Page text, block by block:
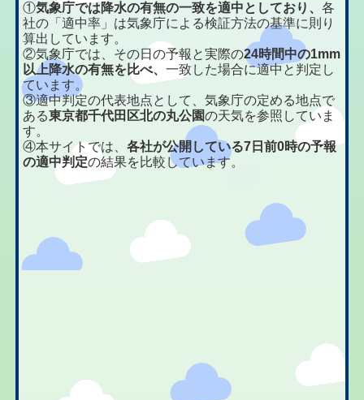
①気象庁では降水の有無の一致を適中としており、各
社の「適中率」は気象庁による検証方法の基準に則り
算出しています。
②気象庁では、その日の予報と実際の24時間中の1mm
以上降水の有無を比べ、一致した場合に適中と判定し
ています。
③適中判定の代表地点として、気象庁の定める地点で
ある東京都千代田区北の丸公園の天気を参照していま
す。
④本サイトでは、各社が公開している7日前0時の予報
の適中判定の結果を比較しています。